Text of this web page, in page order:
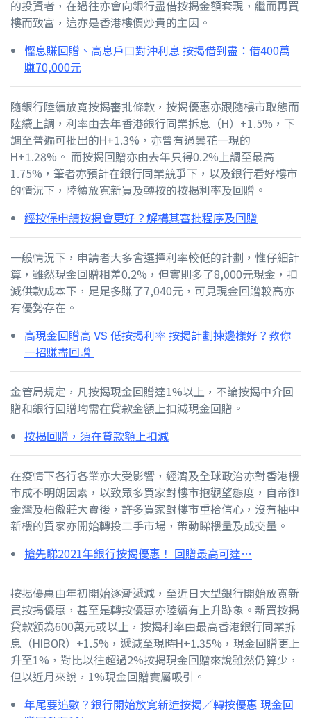
的投資者，在過往亦會向銀行盡借按揭金額套現，繼而再買
樓而致富，這亦是香港樓價炒貴的主因。
慳息賺回贈、高息戶口對沖利息 按揭借到盡：借400萬
賺70,000元
隨銀行陸續放寬按揭審批條款，按揭優惠亦跟隨樓市取態而
陸續上調，利率由去年香港銀行同業拆息（H）+1.5%，下
調至普遍可批出的H+1.3%，亦曾有過曇花一現的
H+1.28%。 而按揭回贈亦由去年只得0.2%上調至最高
1.75%，筆者亦預計在銀行同業競爭下，以及銀行看好樓市
的情況下，陸續放寬新買及轉按的按揭利率及回贈。
經按保申請按揭會更好？解構其審批程序及回贈
一般情況下，申請者大多會選擇利率較低的計劃，惟仔細計
算，雖然現金回贈相差0.2%，但實則多了8,000元現金，扣
減供款成本下，足足多賺了7,040元，可見現金回贈較高亦
有優勢存在。
高現金回贈高 VS 低按揭利率 按揭計劃揀邊樣好？教你
一招賺盡回贈
金管局規定，凡按揭現金回贈達1%以上，不論按揭中介回
贈和銀行回贈均需在貸款金額上扣減現金回贈。
按揭回贈，須在貸款額上扣減
在疫情下各行各業亦大受影響，經濟及全球政治亦對香港樓
市成不明朗因素，以致眾多買家對樓市抱觀望態度，自帝御
金灣及柏傲莊大賣後，許多買家對樓市重拾信心，沒有抽中
新樓的買家亦開始轉投二手市場，帶動睇樓量及成交量。
搶先睇2021年銀行按揭優惠！ 回贈最高可達…
按揭優惠由年初開始逐漸遞減，至近日大型銀行開始放寬新
買按揭優惠，甚至是轉按優惠亦陸續有上升跡象。新買按揭
貸款額為600萬元或以上，按揭利率由最高香港銀行同業拆
息（HIBOR）+1.5%，遞減至現時H+1.35%，現金回贈更上
升至1%，對比以往超過2%按揭現金回贈來說雖然仍算少，
但以近月來說，1%現金回贈實屬吸引。
年尾要追數？銀行開始放寬新造按揭／轉按優惠 現金回